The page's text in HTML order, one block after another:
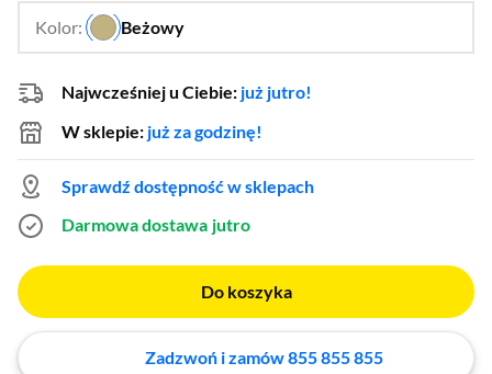
Kolor: Beżowy
…
Najwcześniej u Ciebie: już jutro!
W sklepie: już za godzinę!
Sprawdź dostępność w sklepach
Darmowa dostawa jutro
Do koszyka
Zadzwoń i zamów 855 855 855